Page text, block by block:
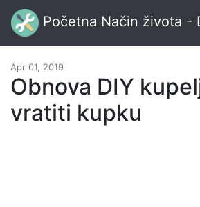
Početna Način života -
Apr 01, 2019
Obnova DIY
vratiti kupku